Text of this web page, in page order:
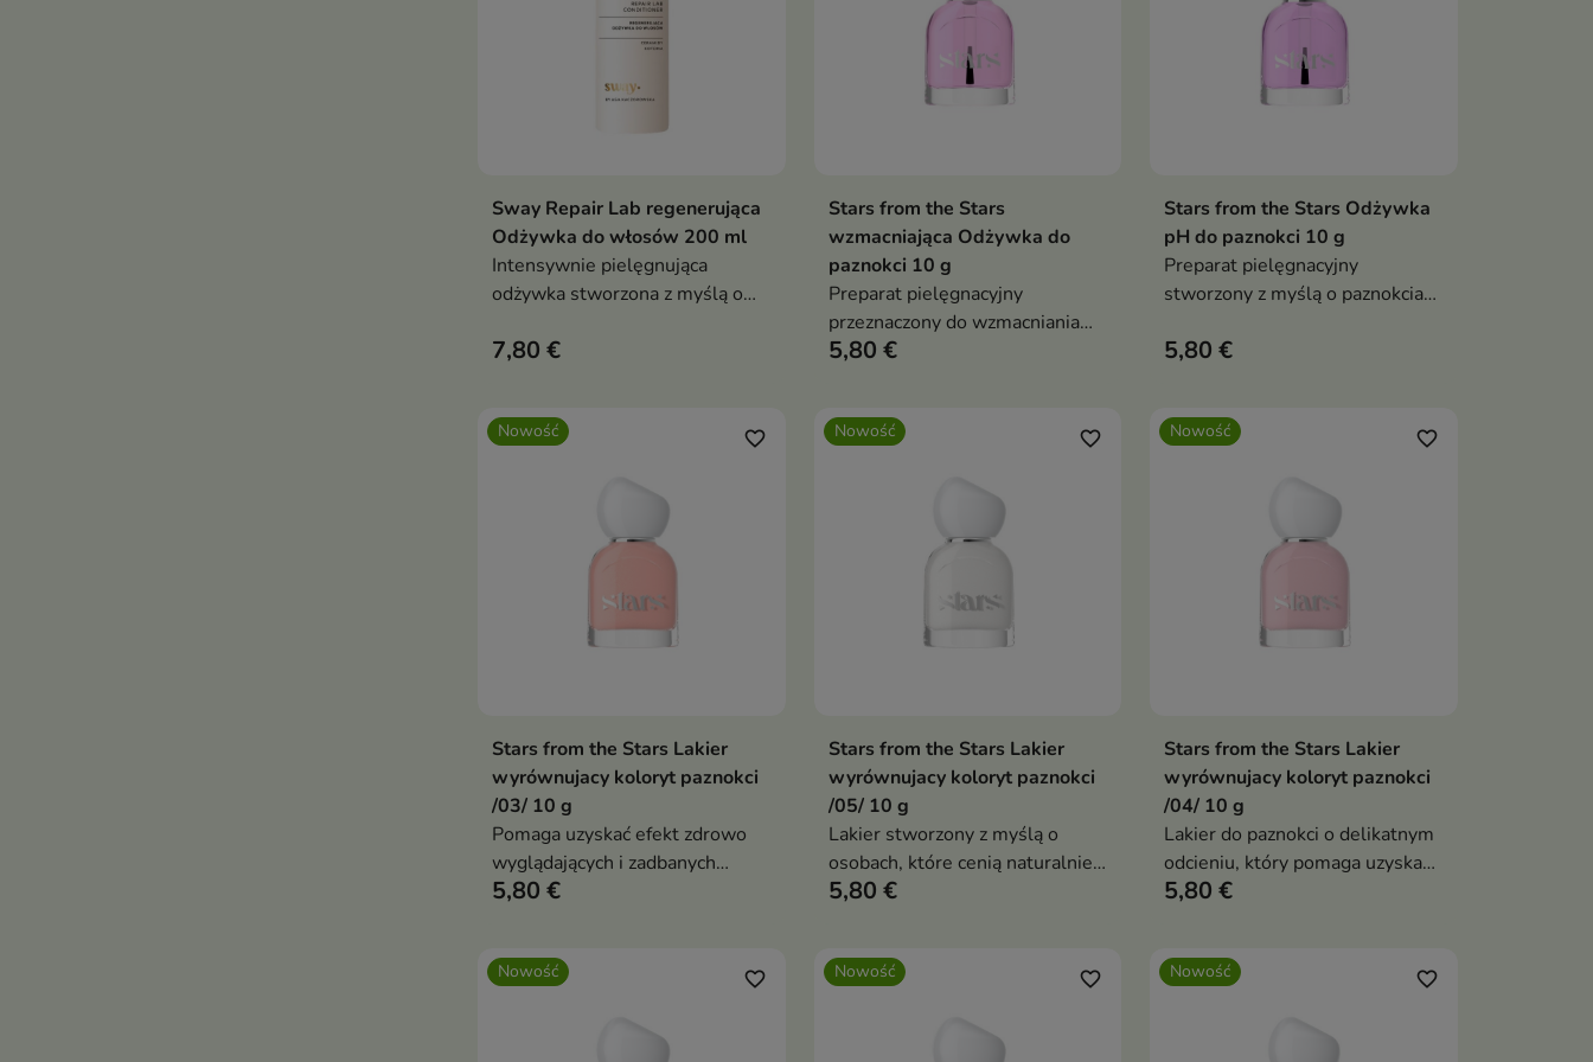
Dodaj do koszyka
Sway Repair Lab regenerująca
Odżywka do włosów 200 ml
Intensywnie pielęgnująca
odżywka stworzona z myślą o
osłabionych zabiegami
7,80 €
Dodaj do koszyka
Stars from the Stars
wzmacniająca Odżywka do
paznokci 10 g
Preparat pielęgnacyjny
przeznaczony do wzmacniania
osłabionych, cienkich i łamliwych
5,80 €
Dodaj do koszyka
Stars from the Stars Odżywka
pH do paznokci 10 g
Preparat pielęgnacyjny
stworzony z myślą o paznokciach
ochrony.
5,80 €
Nowość
Dodaj do koszyka
favorite_border
Stars from the Stars Lakier
wyrównujacy koloryt paznokci
/03/ 10 g
Pomaga uzyskać efekt zdrowo
wyglądających i zadbanych
paznokci.
5,80 €
Nowość
Dodaj do koszyka
favorite_border
Stars from the Stars Lakier
wyrównujacy koloryt paznokci
/05/ 10 g
Lakier stworzony z myślą o
osobach, które cenią naturalnie
wyglądający manicure.
5,80 €
Nowość
Dodaj do koszyka
favorite_border
Stars from the Stars Lakier
wyrównujacy koloryt paznokci
/04/ 10 g
Lakier do paznokci o delikatnym
odcieniu, który pomaga uzyskać
efekt naturalnie pięknej i
5,80 €
Nowość favorite_border Nowość favorite_border Nowość favorite_border